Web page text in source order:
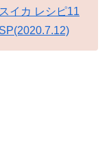
イカ レシピ11